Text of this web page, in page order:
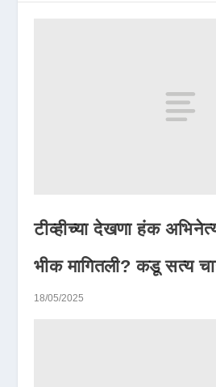
टीव्हीच्या देखणा हंक
भीक मागितली? कडू सत्य
18/05/2025